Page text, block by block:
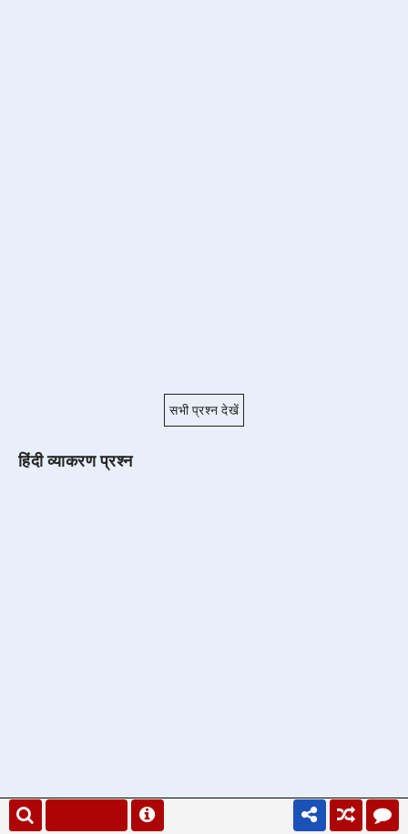
सभी प्रश्न देखें
हिंदी व्याकरण प्रश्न